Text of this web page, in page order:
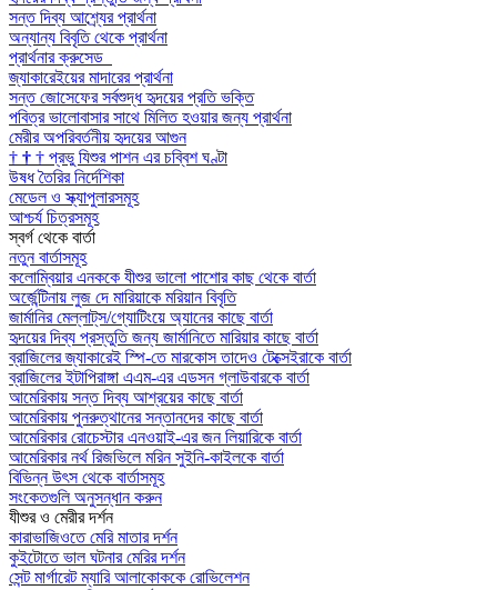
সন্ত দিব্য আশ্র্যের প্রার্থনা
অন্যান্য বিবৃতি থেকে প্রার্থনা
প্রার্থনার ক্রুসেড
জ্যাকারেইয়ের মাদারের প্রার্থনা
সন্ত জোসেফের সর্বশুদ্ধ হৃদয়ের প্রতি ভক্তি
পবিত্র ভালোবাসার সাথে মিলিত হওয়ার জন্য প্রার্থনা
মেরীর অপরিবর্তনীয় হৃদয়ের আগুন
† † † প্রভু যিশুর পাশন এর চব্বিশ ঘণ্টা
উষধ তৈরির নির্দেশিকা
মেডেল ও স্ক্যাপুলারসমূহ
আশ্চর্য চিত্রসমূহ
স্বর্গ থেকে বার্তা
নতুন বার্তাসমূহ
কলোম্বিয়ার এনককে যীশুর ভালো পাশোর কাছ থেকে বার্তা
অর্জেন্টিনায় লুজ দে মারিয়াকে মরিয়ান বিবৃতি
জার্মানির মেল্লাট্‌স/গ্যোটিংয়ে অ্যানের কাছে বার্তা
হৃদয়ের দিব্য প্রস্তুতি জন্য জার্মানিতে মারিয়ার কাছে বার্তা
ব্রাজিলের জ্যাকারেই স্পি-তে মারকোস তাদেও টেক্সেইরাকে বার্তা
ব্রাজিলের ইটাপিরাঙ্গা এএম-এর এডসন গ্লাউবারকে বার্তা
আমেরিকায় সন্ত দিব্য আশ্রয়ের কাছে বার্তা
আমেরিকায় পুনরুত্থানের সন্তানদের কাছে বার্তা
আমেরিকার রোচেস্টার এনওয়াই-এর জন লিয়ারিকে বার্তা
আমেরিকার নর্থ রিজভিলে মরিন সুইনি-কাইলকে বার্তা
বিভিন্ন উৎস থেকে বার্তাসমূহ
সংকেতগুলি অনুসন্ধান করুন
যীশুর ও মেরীর দর্শন
কারাভাজিওতে মেরি মাতার দর্শন
কুইটোতে ভাল ঘটনার মেরির দর্শন
সেন্ট মার্গারেট ম্যারি আলাকোককে রোভিলেশন